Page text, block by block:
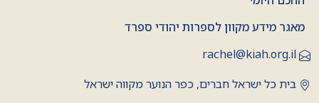
מאגר מידע מקוון לספרות יהודי ספרד
rachel@kiah.org.il
בית כל ישראל חברים, כפר הנוער מקווה ישראל